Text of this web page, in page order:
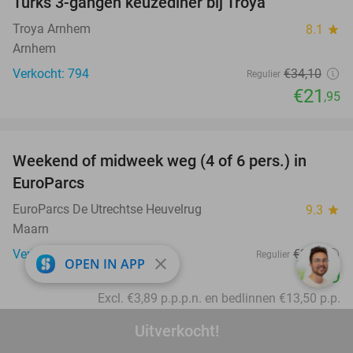
Uitverkocht!
Troya Arnhem 8.1 star
Arnhem
Verkocht: 794
Regulier €34,10
€21 ,95
17%
Weekend of midweek weg (4 of 6 pers.) in
EuroParcs
EuroParcs De Utrechtse Heuvelrug 9.3 star
Maarn
Verkocht: 192
Regulier €323
€269
Excl. €3,89 p.p.p.n. en bedlinnen €13,50 p.p.
OPEN IN APP close